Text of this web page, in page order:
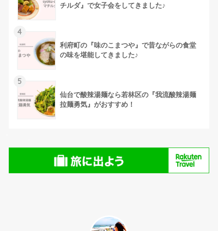
チルダ』で女子会をしてきました♪
4
利府町の『味のこまつや』で昔ながらの食堂
の味を堪能してきました♪
5
仙台で酸辣湯麺なら若林区の『我流酸辣湯麺
拉麺勇気』がおすすめ！